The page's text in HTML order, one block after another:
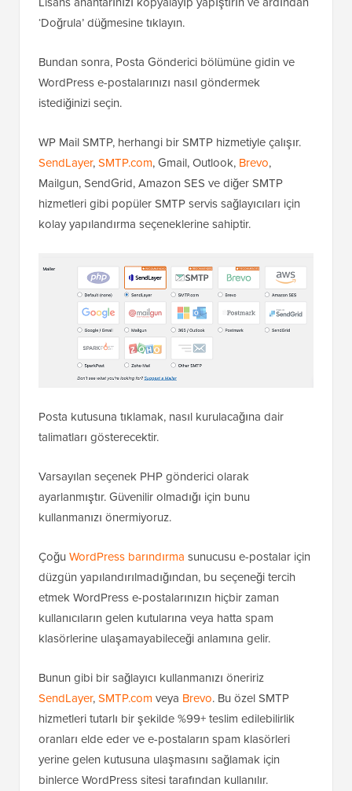
‘Doğrula’ düğmesine tıklayın.
Bundan sonra, Posta Gönderici bölümüne gidin ve
WordPress e-postalarınızı nasıl göndermek
istediğinizi seçin.
WP Mail SMTP, herhangi bir SMTP hizmetiyle çalışır.
SendLayer,SMTP.com, Gmail, Outlook, Brevo,
Mailgun, SendGrid, Amazon SES ve diğer SMTP
hizmetleri gibi popüler SMTP servis sağlayıcıları için
kolay yapılandırma seçeneklerine sahiptir.
Posta kutusuna tıklamak, nasıl kurulacağına dair
talimatları gösterecektir.
Varsayılan seçenek PHP gönderici olarak
ayarlanmıştır. Güvenilir olmadığı için bunu
kullanmanızı önermiyoruz.
Çoğu WordPress barındırma sunucusu e-postalar için
düzgün yapılandırılmadığından, bu seçeneği tercih
etmek WordPress e-postalarınızın hiçbir zaman
kullanıcıların gelen kutularına veya hatta spam
klasörlerine ulaşamayabileceği anlamına gelir.
Bunun gibi bir sağlayıcı kullanmanızı öneririz
SendLayer,SMTP.com veya Brevo. Bu özel SMTP
hizmetleri tutarlı bir şekilde %99+ teslim edilebilirlik
oranları elde eder ve e-postaların spam klasörleri
yerine gelen kutusuna ulaşmasını sağlamak için
binlerce WordPress sitesi tarafından kullanılır.